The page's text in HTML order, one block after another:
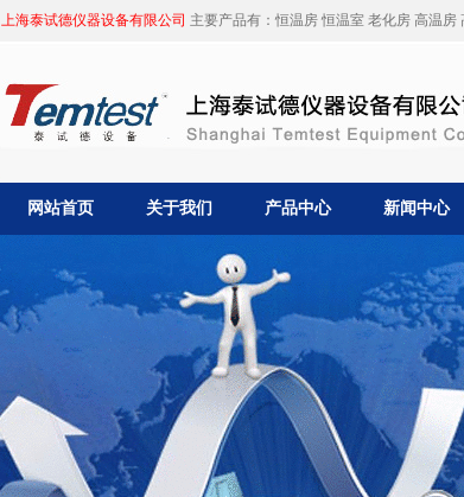
上海泰试德仪器设备有限公司 主要产品有：恒温房 恒温室 老化房 高温
网站首页 关于我们 产品中心 新闻中心